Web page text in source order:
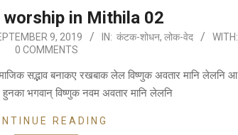
worship in Mithila 02
9, 2019 IN: कंटक-शोधन, लोक-वेद
WITH:
0 COMMENTS
सद्भाव बनाकए रखबाक लेल विष्णुक अवतार मानि लेलनि आ
हुनका भगवान् विष्णुक नवम अवतार मानि लेलनि
READING